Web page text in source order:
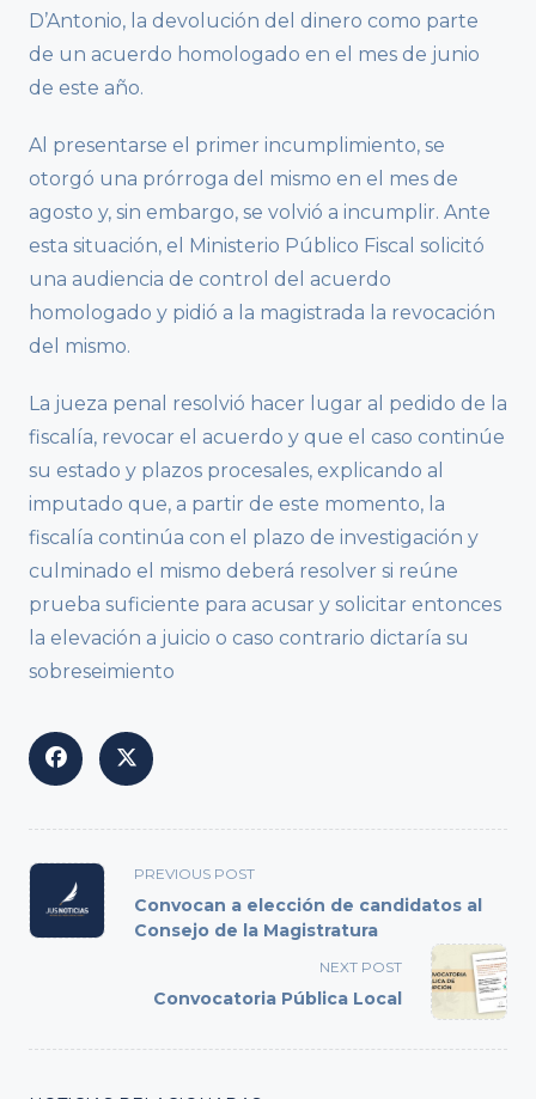
D’Antonio, la devolución del dinero como parte
de un acuerdo homologado en el mes de junio
de este año.
Al presentarse el primer incumplimiento, se
otorgó una prórroga del mismo en el mes de
agosto y, sin embargo, se volvió a incumplir. Ante
esta situación, el Ministerio Público Fiscal solicitó
una audiencia de control del acuerdo
homologado y pidió a la magistrada la revocación
del mismo.
La jueza penal resolvió hacer lugar al pedido de la
fiscalía, revocar el acuerdo y que el caso continúe
su estado y plazos procesales, explicando al
imputado que, a partir de este momento, la
fiscalía continúa con el plazo de investigación y
culminado el mismo deberá resolver si reúne
prueba suficiente para acusar y solicitar entonces
la elevación a juicio o caso contrario dictaría su
sobreseimiento
<span
class="nav-
subtitle
PREVIOUS POST
Convocan a elección de candidatos al
Consejo de la Magistratura
NEXT POST
Convocatoria Pública Local